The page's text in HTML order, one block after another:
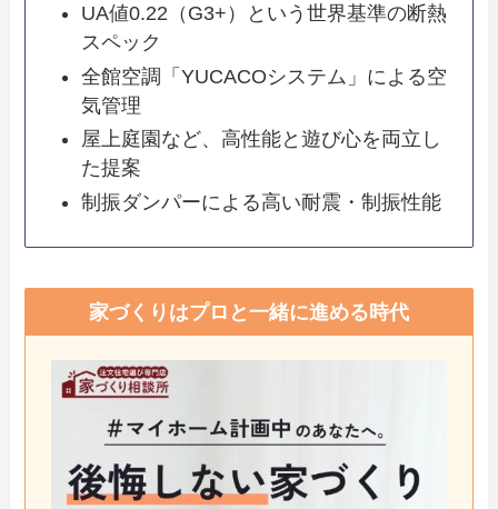
UA値0.22（G3+）という世界基準の断熱
スペック
全館空調「YUCACOシステム」による空
気管理
屋上庭園など、高性能と遊び心を両立し
た提案
制振ダンパーによる高い耐震・制振性能
家づくりはプロと一緒に進める時代